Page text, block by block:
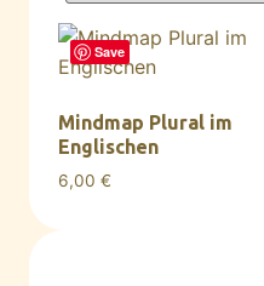
Save
Mindmap Plural im
Englischen
6,00 €